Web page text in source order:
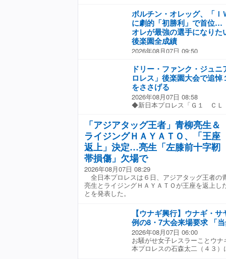
界ヘビー級王者でＰＷＦ会長
さんの追悼式を８・９後楽園
た。 全日本プロレスは「ドリ
んを偲び、追悼の意を込めま
サマーアクションウォーズ２
いて、追悼式及びドリー・フ
前１１時１０分からリング上
ーに設置する。献花について
ルコール類、飲料など）はお
了承ください」と告知してい
９年１１月に日本プロレスで
が１９７２年１０月に「全日
は外国人レスラーを招聘する
大な貢献を果たした。２０１
今年で旗揚げ５４年を迎えた
ボルチン・オレッグ、「Ｉ
に劇的「初勝利」で首位…
オレが最強の選手になり
後楽園全成績
2026年08月07日 09:50
楽園ホール）観衆１４９４人
ロレスは６日、後楽園ホール
６」を開催した。 メインイ
ＩＷＧＰヘビー級王者の辻陽
のボルチン・オレッグと対戦
対決は、真っ向から激突する
撃。さらにバーディクト、パ
辻が驚異的なスタミナでファ
チンは餅つきパワーボムをさ
辻から劇的な初勝利を飾り、
ＫＯＮＯＳＵＫＥ ＴＡＫＥＳ
た。 ３戦目で初めて辻を破っ
「辻、あなたは、悪い言いか
ど、オマエは本当に漢だ。最
だ！だからオレも、あなたに
いで、好きのプロレスで、オ
ら！ これから『Ｇ１』優勝
ウガー！！！！」と絶叫した
ンは「自分は今年は辻がＭＶ
チャ強いし頑張ってるし、そ
きゃいけないと思うし、これ
ドリー・ファンク・ジュ
ロレス」後楽園大会で追
をささげる
2026年08月07日 08:58
◆新日本プロレス「Ｇ１ ＣＬ
ロレスは６日、後楽園ホー
６」を開催した。 大会前に今
た元ＮＷＡ世界ヘビー級王者
さんの追悼セレモニーを行
９年１１月の初来日から日本
ップ外国人選手として日本マ
のタッグチーム「ザ・ファン
本プロレス界の繁栄に貢献し
レス時代に新日本プロレスの
爾＆ボブ・バックランドと
は、リング上に棚橋弘至社長
氏が遺影を抱き登壇した。今
列し追悼の１０カウントゴン
誠リングアナウナーが「赤コ
リー・ファンク・ジュニア」
「アジアタッグ王者」青柳亮生＆
ライジングＨＡＹＡＴＯ、「王座
返上」決定…亮生「左膝前十字靭
帯損傷」欠場で
2026年08月07日 08:29
全日本プロレスは６日、アジアタッグ王者の
亮生とライジングＨＡＹＡＴＯが王座を返上し
とを発表した。
【ウナギ興行】ウナギ・
例の8・7大会来場要求 「
2026年08月07日 06:00
お騒がせ女子レスラーことウ
本プロレスの石森太二（４３